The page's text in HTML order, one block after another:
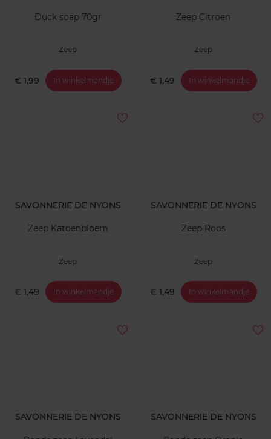
Duck soap 70gr
Zeep
€ 1,99 In winkelmandje
Zeep Citroen
Zeep
€ 1,49 In winkelmandje
SAVONNERIE DE NYONS
Zeep Katoenbloem
Zeep
€ 1,49 In winkelmandje
SAVONNERIE DE NYONS
Zeep Roos
Zeep
€ 1,49 In winkelmandje
SAVONNERIE DE NYONS SAVONNERIE DE NYONS